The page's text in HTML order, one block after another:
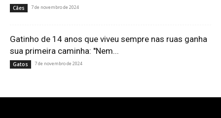
Cães 7 de novembro de 2024
Gatinho de 14 anos que viveu sempre nas ruas ganha
sua primeira caminha: "Nem...
Gatos 7 de novembro de 2024